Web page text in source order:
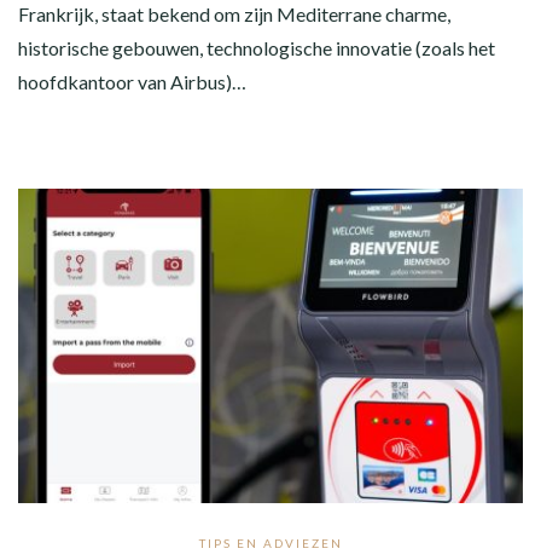
Frankrijk, staat bekend om zijn Mediterrane charme,
historische gebouwen, technologische innovatie (zoals het
hoofdkantoor van Airbus)…
TIPS EN ADVIEZEN